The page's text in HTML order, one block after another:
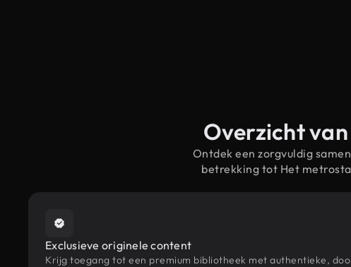
Overzicht
Ontdek een zorgvuldig
betrekking tot Het
Exclusieve originele content
Krijg toegang tot een premium bibliotheek met authentieke,